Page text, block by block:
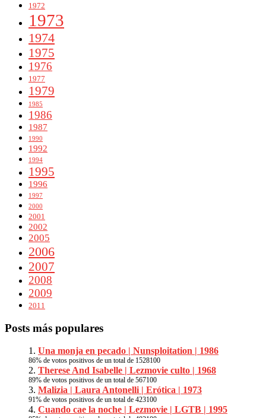
1972
1973
1974
1975
1976
1977
1979
1985
1986
1987
1990
1992
1994
1995
1996
1997
2000
2001
2002
2005
2006
2007
2008
2009
2011
Posts más populares
Una monja en pecado | Nunsploitation | 1986
86% de votos positivos de un total de 1528100
Therese And Isabelle | Lezmovie culto | 1968
89% de votos positivos de un total de 567100
Malizia | Laura Antonelli | Erótica | 1973
91% de votos positivos de un total de 423100
Cuando cae la noche | Lezmovie | LGTB | 1995